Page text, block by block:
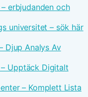
erbjudanden och
universitet – sök här
Djup Analys Av
Upptäck Digitalt
– Komplett Lista